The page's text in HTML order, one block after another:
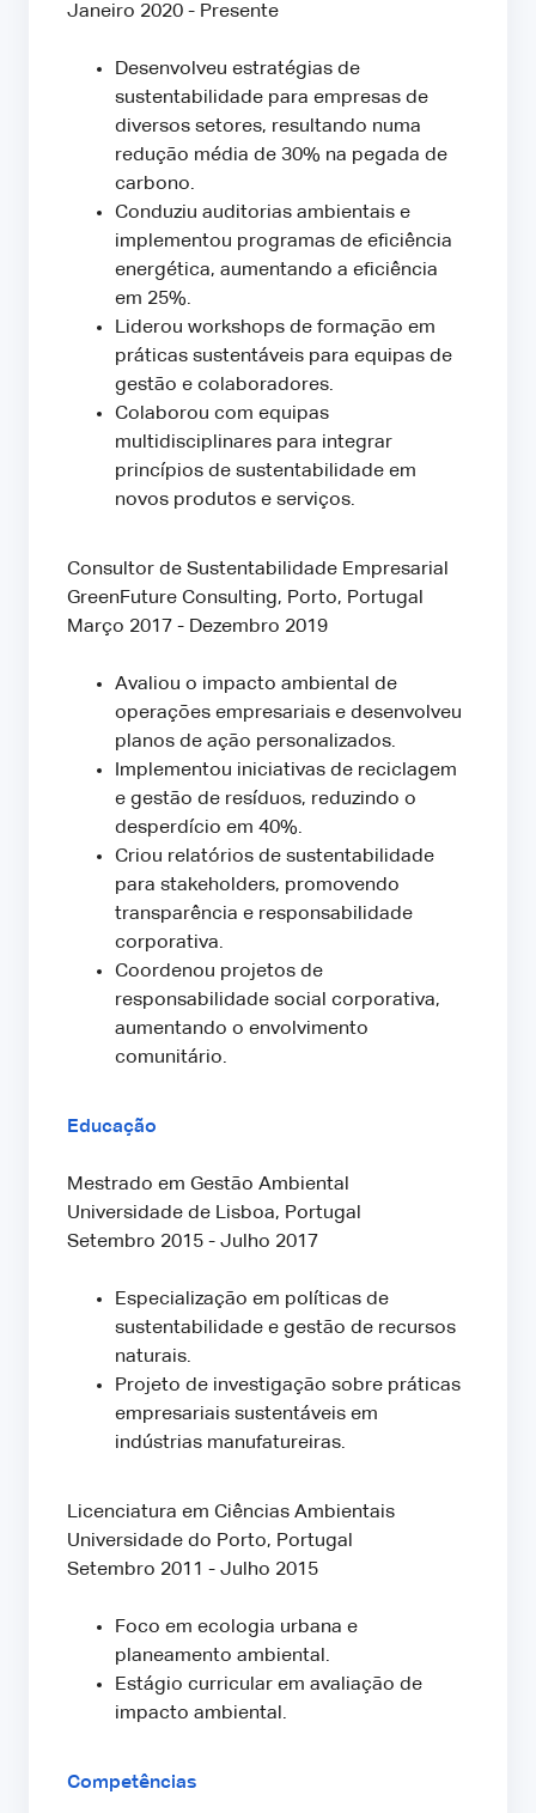
Janeiro 2020 - Presente
Desenvolveu estratégias de
sustentabilidade para empresas de
diversos setores, resultando numa
redução média de 30% na pegada de
carbono.
Conduziu auditorias ambientais e
implementou programas de eficiência
energética, aumentando a eficiência
em 25%.
Liderou workshops de formação em
práticas sustentáveis para equipas de
gestão e colaboradores.
Colaborou com equipas
multidisciplinares para integrar
princípios de sustentabilidade em
novos produtos e serviços.
Consultor de Sustentabilidade Empresarial
GreenFuture Consulting, Porto, Portugal
Março 2017 - Dezembro 2019
Avaliou o impacto ambiental de
operações empresariais e desenvolveu
planos de ação personalizados.
Implementou iniciativas de reciclagem
e gestão de resíduos, reduzindo o
desperdício em 40%.
Criou relatórios de sustentabilidade
para stakeholders, promovendo
transparência e responsabilidade
corporativa.
Coordenou projetos de
responsabilidade social corporativa,
aumentando o envolvimento
comunitário.
Educação
Mestrado em Gestão Ambiental
Universidade de Lisboa, Portugal
Setembro 2015 - Julho 2017
Especialização em políticas de
sustentabilidade e gestão de recursos
naturais.
Projeto de investigação sobre práticas
empresariais sustentáveis em
indústrias manufatureiras.
Licenciatura em Ciências Ambientais
Universidade do Porto, Portugal
Setembro 2011 - Julho 2015
Foco em ecologia urbana e
planeamento ambiental.
Estágio curricular em avaliação de
impacto ambiental.
Competências